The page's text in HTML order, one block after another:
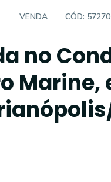
VENDA CÓD: 57270
no
Marine,